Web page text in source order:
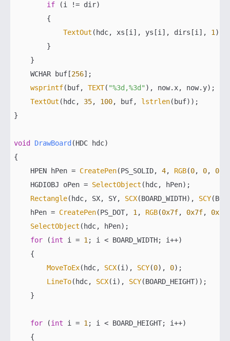
if (i != dir)
        {
TextOut (hdc, xs[i], ys[i], dirs[i], 1 );
        }
    }
    WCHAR buf[
256];
wsprintf(buf, TEXT( "%3d,%3d" ), now.x, now.y);
TextOut (hdc, 35, 100, buf, lstrlen(buf));
}
void DrawBoard (HDC hdc)
{
    HPEN hPen =
CreatePen(PS_SOLID, 4, RGB(0, 0, 0
    HGDIOBJ oPen =
SelectObject (hdc, hPen);
Rectangle(hdc, SX, SY, SCX(BOARD_WIDTH), SCY
    hPen =
CreatePen(PS_DOT, 1 , RGB(0x7f, 0x7f, 0x7f
SelectObject (hdc, hPen);
for (int i = 1 ; i < BOARD_WIDTH; i++)
    {
MoveToEx(hdc, SCX(i), SCY(0), 0);
LineTo(hdc, SCX(i), SCY(BOARD_HEIGHT));
    }
for (int i = 1 ; i < BOARD_HEIGHT; i++)
    {